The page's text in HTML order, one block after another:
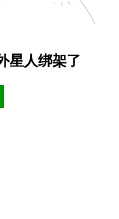
星人绑架了